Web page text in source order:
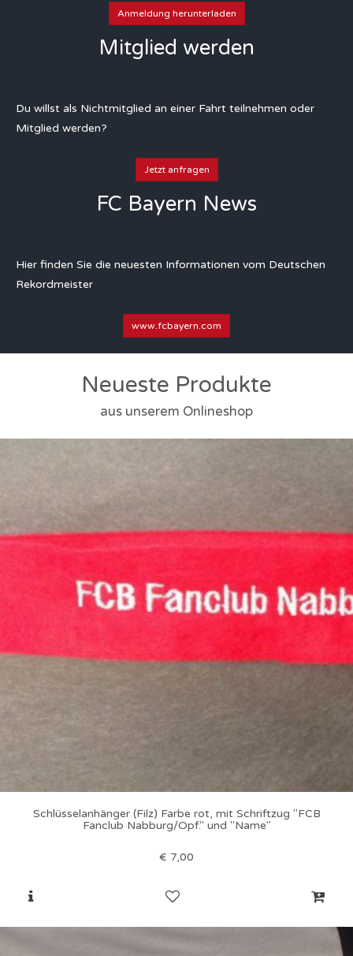
Anmeldung herunterladen
Mitglied werden
Du willst als Nichtmitglied an einer Fahrt teilnehmen oder
Mitglied werden?
Jetzt anfragen
FC Bayern News
Hier finden Sie die neuesten Informationen vom Deutschen
Rekordmeister
www.fcbayern.com
Neueste Produkte
aus unserem Onlineshop
Schlüsselanhänger (Filz) Farbe rot, mit Schriftzug "FCB
Fanclub Nabburg/Opf." und "Name"
€ 7,00